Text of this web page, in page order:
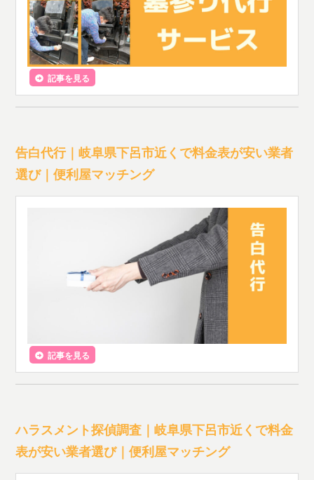
記事を見る
告白代行｜岐阜県下呂市近くで料金表が安い業者
選び｜便利屋マッチング
記事を見る
ハラスメント探偵調査｜岐阜県下呂市近くで料金
表が安い業者選び｜便利屋マッチング